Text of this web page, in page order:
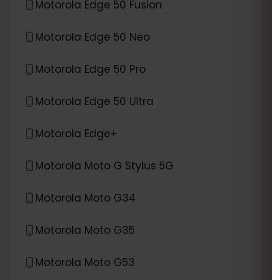
Motorola Edge 50 Fusion
Motorola Edge 50 Neo
Motorola Edge 50 Pro
Motorola Edge 50 Ultra
Motorola Edge+
Motorola Moto G Stylus 5G
Motorola Moto G34
Motorola Moto G35
Motorola Moto G53